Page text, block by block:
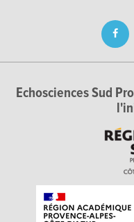
Echosciences Sud